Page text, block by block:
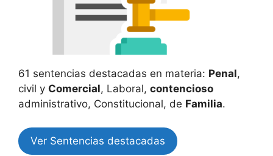
61 sentencias destacadas en materia: Penal,
civil y Comercial, Laboral, contencioso
administrativo, Constitucional, de Familia.
Ver Sentencias destacadas